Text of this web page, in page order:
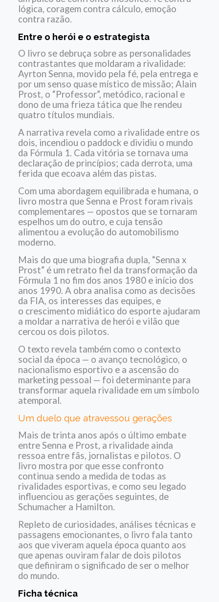
lógica, coragem contra cálculo, emoção
contra razão.
Entre o herói e o estrategista
O livro se debruça sobre as personalidades
contrastantes que moldaram a rivalidade:
Ayrton Senna, movido pela fé, pela entrega e
por um senso quase místico de missão; Alain
Prost, o “Professor”, metódico, racional e
dono de uma frieza tática que lhe rendeu
quatro títulos mundiais.
A narrativa revela como a rivalidade entre os
dois, incendiou o paddock e dividiu o mundo
da Fórmula 1. Cada vitória se tornava uma
declaração de princípios; cada derrota, uma
ferida que ecoava além das pistas.
Com uma abordagem equilibrada e humana, o
livro mostra que Senna e Prost foram rivais
complementares — opostos que se tornaram
espelhos um do outro, e cuja tensão
alimentou a evolução do automobilismo
moderno.
Mais do que uma biografia dupla, “Senna x
Prost” é um retrato fiel da transformação da
Fórmula 1 no fim dos anos 1980 e início dos
anos 1990. A obra analisa como as decisões
da FIA, os interesses das equipes, e
o crescimento midiático do esporte ajudaram
a moldar a narrativa de herói e vilão que
cercou os dois pilotos.
O texto revela também como o contexto
social da época — o avanço tecnológico, o
nacionalismo esportivo e a ascensão do
marketing pessoal — foi determinante para
transformar aquela rivalidade em um símbolo
atemporal.
Um duelo que atravessou gerações
Mais de trinta anos após o último embate
entre Senna e Prost, a rivalidade ainda
ressoa entre fãs, jornalistas e pilotos. O
livro mostra por que esse confronto
continua sendo a medida de todas as
rivalidades esportivas, e como seu legado
influenciou as gerações seguintes, de
Schumacher a Hamilton.
Repleto de curiosidades, análises técnicas e
passagens emocionantes, o livro fala tanto
aos que viveram aquela época quanto aos
que apenas ouviram falar de dois pilotos
que definiram o significado de ser o melhor
do mundo.
Ficha técnica